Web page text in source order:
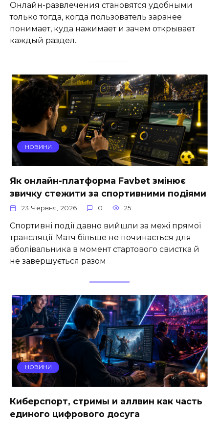
Онлайн-развлечения становятся удобными
только тогда, когда пользователь заранее
понимает, куда нажимает и зачем открывает
каждый раздел.
НОВИНИ
Як онлайн-платформа Favbet змінює
звичку стежити за спортивними подіями
23 Червня, 2026 0 25
Спортивні події давно вийшли за межі прямої
трансляції. Матч більше не починається для
вболівальника в момент стартового свистка й
не завершується разом
НОВИНИ
Киберспорт, стримы и аллвин как часть
единого цифрового досуга